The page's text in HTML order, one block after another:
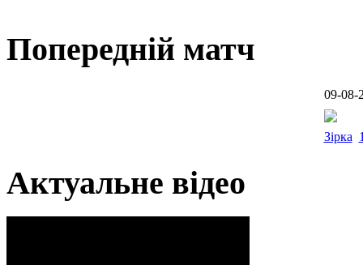
Попередній матч
09-08-
Зірка
Актуальне відео